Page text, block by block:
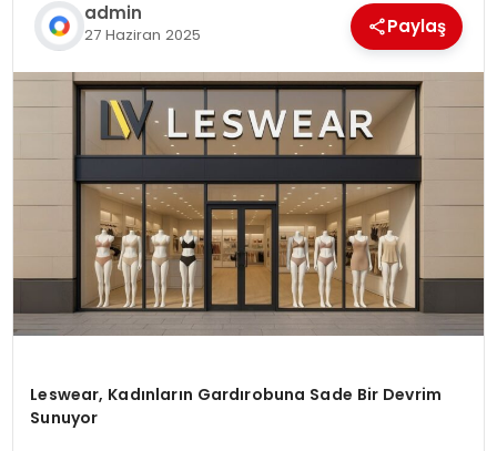
admin
27 Haziran 2025 Paylaş
Leswear, Kadınların Gardırobuna Sade Bir Devrim
Sunuyor